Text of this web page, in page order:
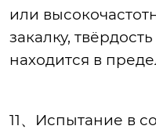
или
закалку,
находится в
11、Испытание в